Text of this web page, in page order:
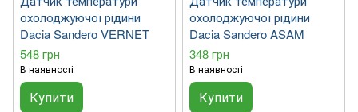
охолоджуючої рідини
Dacia Sandero VERNET
548 грн
В наявності
Купити
охолоджуючої рідини
Dacia Sandero ASAM
348 грн
В наявності
Купити